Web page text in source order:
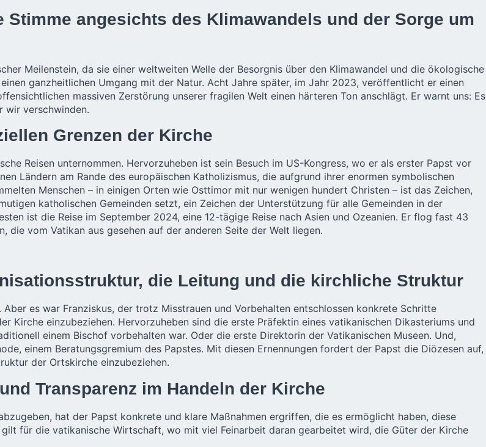
angesichts des Klimawandels und der Sorge um
Meilenstein, da sie einer weltweiten Welle der Besorgnis über den Klimawandel und die ökologische
ganzheitlichen Umgang mit der Natur. Acht Jahre später, im Jahr 2023, veröffentlicht er einen
massiven Zerstörung unserer fragilen Welt einen härteren Ton anschlägt. Er warnt uns: Es
wir verschwinden.
Grenzen der Kirche
Reisen unternommen. Hervorzuheben ist sein Besuch im US-Kongress, wo er als erster Papst vor
Ländern am Rande des europäischen Katholizismus, die aufgrund ihrer enormen symbolischen
Menschen – in einigen Orten wie Osttimor mit nur wenigen hundert Christen – ist das Zeichen,
katholischen Gemeinden setzt, ein Zeichen der Unterstützung für alle Gemeinden in der
ist die Reise im September 2024, eine 12-tägige Reise nach Asien und Ozeanien. Er flog fast 43
die vom Vatikan aus gesehen auf der anderen Seite der Welt liegen.
die Leitung und die kirchliche Struktur
es war Franziskus, der trotz Misstrauen und Vorbehalten entschlossen konkrete Schritte
Kirche einzubeziehen. Hervorzuheben sind die erste Präfektin eines vatikanischen Dikasteriums und
einem Bischof vorbehalten war. Oder die erste Direktorin der Vatikanischen Museen. Und,
einem Beratungsgremium des Papstes. Mit diesen Ernennungen fordert der Papst die Diözesen auf,
der Ortskirche einzubeziehen.
Transparenz im Handeln der Kirche
hat der Papst konkrete und klare Maßnahmen ergriffen, die es ermöglicht haben, diese
für die vatikanische Wirtschaft, wo mit viel Feinarbeit daran gearbeitet wird, die Güter der Kirche